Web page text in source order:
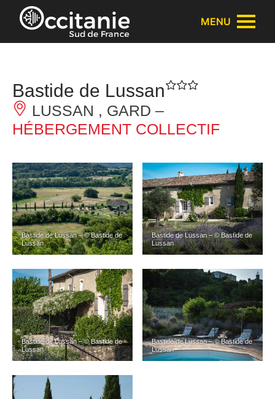
Panneau de gestion des cookies
MENU
Bastide de Lussan
LUSSAN , GARD –
HÉBERGEMENT COLLECTIF
Bastide de Lussan – © Bastide de
Lussan
Bastide de Lussan – © Bastide de
Lussan
Bastide de Lussan – © Bastide de
Lussan
Bastide de Lussan – © Bastide de
Lussan